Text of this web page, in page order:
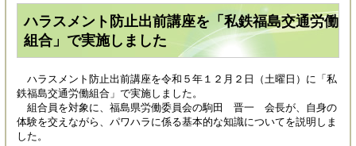
ハラスメント防止出前講座を「私鉄福島交通労働
組合」で実施しました
ハラスメント防止出前講座を令和５年１２月２日（土曜日）に「私
鉄福島交通労働組合」で実施しました。
組合員を対象に、福島県労働委員会の駒田 晋一 会長が、自身の
体験を交えながら、パワハラに係る基本的な知識についてを説明しま
した。